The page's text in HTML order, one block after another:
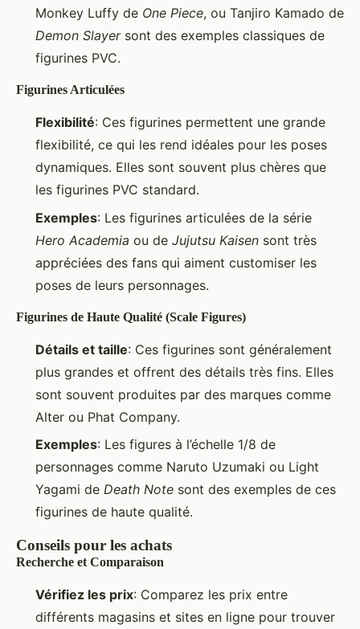
Monkey Luffy de One Piece, ou Tanjiro Kamado de
Demon Slayersont des exemples classiques de
figurines PVC.
Figurines Articulées
Flexibilité: Ces figurines permettent une grande
flexibilité, ce qui les rend idéales pour les poses
dynamiques. Elles sont souvent plus chères que
les figurines PVC standard.
Exemples: Les figurines articulées de la série
Hero Academia ou de Jujutsu Kaisen sont très
appréciées des fans qui aiment customiser les
poses de leurs personnages.
Figurines de Haute Qualité (Scale Figures)
Détails et taille: Ces figurines sont généralement
plus grandes et offrent des détails très fins. Elles
sont souvent produites par des marques comme
Alter ou Phat Company.
Exemples: Les figures à l’échelle 1/8 de
personnages comme Naruto Uzumaki ou Light
Yagami de Death Note sont des exemples de ces
figurines de haute qualité.
Conseils pour les achats
Recherche et Comparaison
Vérifiez les prix: Comparez les prix entre
différents magasins et sites en ligne pour trouver